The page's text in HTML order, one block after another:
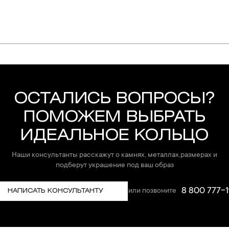
появление темного налета, а золотые украшения от
мешочках. Так будет меньше шансов повредить
беречь от воздействия влаги, необходимо
ОСТАЛИСЬ ВОПРОСЫ?
ПОМОЖЕМ ВЫБРАТЬ
ИДЕАЛЬНОЕ КОЛЬЦО
Наши консультанты расскажут о камнях, металлах,размерах и
подберут украшение под ваш образ
НАПИСАТЬ КОНСУЛЬТАНТУ или позвоните 8 800 777-